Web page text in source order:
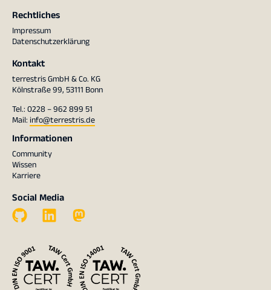
Rechtliches
Impressum
Datenschutzerklärung
Kontakt
terrestris GmbH & Co. KG
Kölnstraße 99, 53111 Bonn
Tel.: 0228 – 962 899 51
Mail: info@terrestris.de
Informationen
Community
Wissen
Karriere
Social Media